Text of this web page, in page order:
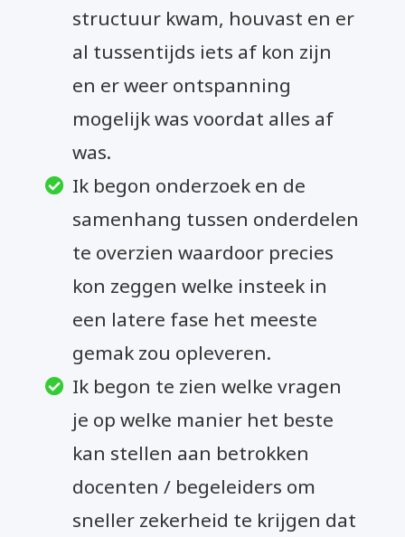
structuur kwam, houvast en er
al tussentijds iets af kon zijn
en er weer ontspanning
mogelijk was voordat alles af
was.
Ik begon onderzoek en de
samenhang tussen onderdelen
te overzien waardoor precies
kon zeggen welke insteek in
een latere fase het meeste
gemak zou opleveren.
Ik begon te zien welke vragen
je op welke manier het beste
kan stellen aan betrokken
docenten / begeleiders om
sneller zekerheid te krijgen dat